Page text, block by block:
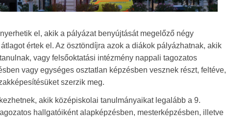
el, akik a pályázat benyújtását megelőző négy
értek el. Az ösztöndíjra azok a diákok pályázhatnak, akik
vagy felsőoktatási intézmény nappali tagozatos
vagy egységes osztatlan képzésben vesznek részt, feltéve,
szerzik meg.
akik középiskolai tanulmányaikat legalább a 9.
hallgatóiként alapképzésben, mesterképzésben, illetve